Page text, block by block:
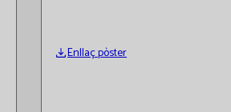
Enllaç pòster